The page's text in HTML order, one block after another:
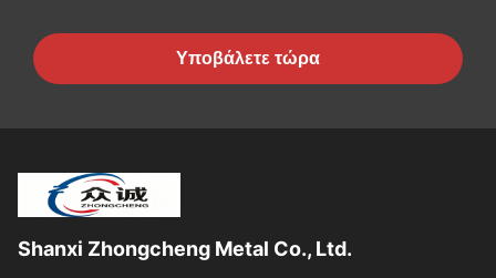
Υποβάλετε τώρα
Shanxi Zhongcheng Metal Co., Ltd.